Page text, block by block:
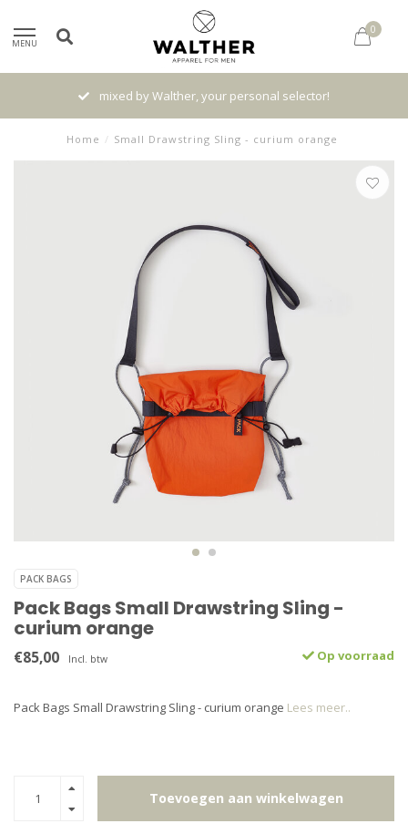
MENU
0
mixed by Walther, your personal selector!
Home / Small Drawstring Sling - curium orange
PACK BAGS
Pack Bags Small Drawstring Sling -
curium orange
€85,00 Incl. btw Op voorraad
Pack Bags Small Drawstring Sling - curium orange Lees meer..
Toevoegen aan winkelwagen